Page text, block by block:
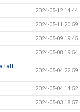
2024-05-12 14:44
2024-05-11 20:59
2024-05-09 19:45
2024-05-08 19:54
tätt
2024-05-04 22:59
2024-05-04 14:52
2024-05-03 18:57